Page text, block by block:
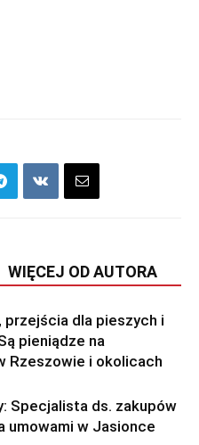
WIĘCEJ OD AUTORA
przejścia dla pieszych i
pieniądze na
Rzeszowie i okolicach
Specjalista ds. zakupów
umowami w Jasionce